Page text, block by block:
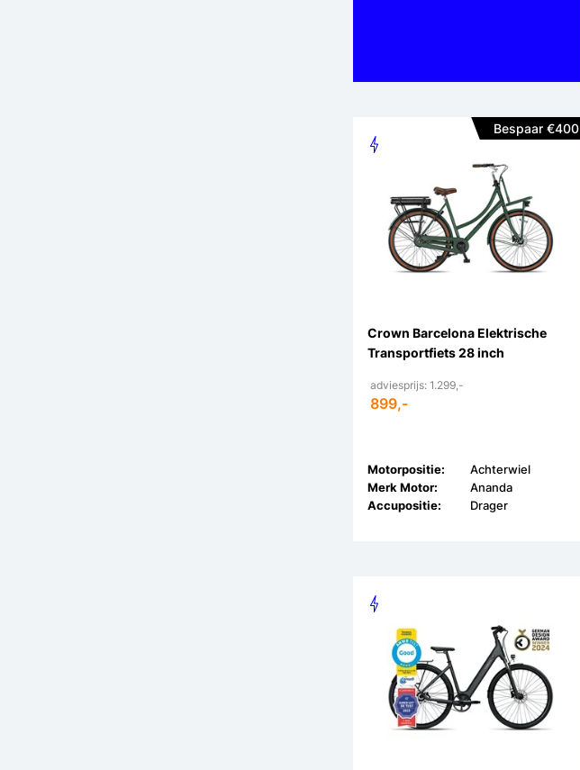
Bespaar €400
Crown Barcelona Elektrische
Transportfiets 28 inch
adviesprijs: 1.299,-
899,-
Motorpositie:
Achterwiel
Merk Motor:
Ananda
Accupositie:
Drager